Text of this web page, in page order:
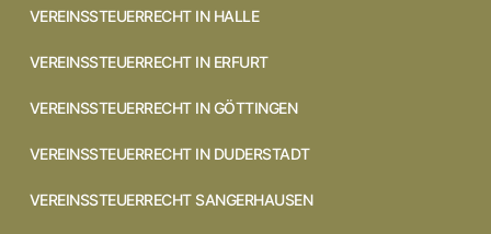
VEREINSSTEUERRECHT IN HALLE
VEREINSSTEUERRECHT IN ERFURT
VEREINSSTEUERRECHT IN GÖTTINGEN
VEREINSSTEUERRECHT IN DUDERSTADT
VEREINSSTEUERRECHT SANGERHAUSEN